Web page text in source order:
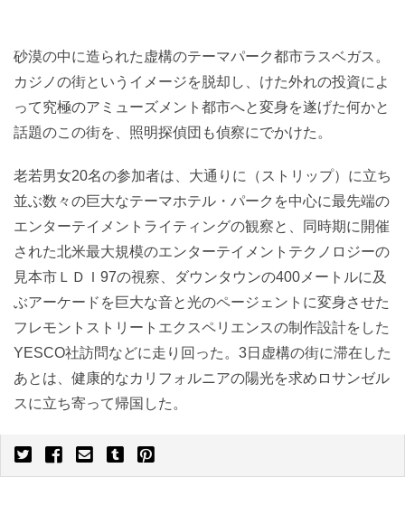
砂漠の中に造られた虚構のテーマパーク都市ラスベガス。
カジノの街というイメージを脱却し、けた外れの投資によ
って究極のアミューズメント都市へと変身を遂げた何かと
話題のこの街を、照明探偵団も偵察にでかけた。
老若男女20名の参加者は、大通りに（ストリップ）に立ち
並ぶ数々の巨大なテーマホテル・パークを中心に最先端の
エンターテイメントライティングの観察と、同時期に開催
された北米最大規模のエンターテイメントテクノロジーの
見本市ＬＤＩ97の視察、ダウンタウンの400メートルに及
ぶアーケードを巨大な音と光のページェントに変身させた
フレモントストリートエクスペリエンスの制作設計をした
YESCO社訪問などに走り回った。3日虚構の街に滞在した
あとは、健康的なカリフォルニアの陽光を求めロサンゼル
スに立ち寄って帰国した。